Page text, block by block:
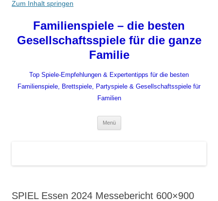
Zum Inhalt springen
Familienspiele – die besten
Gesellschaftsspiele für die ganze
Familie
Top Spiele-Empfehlungen & Expertentipps für die besten
Familienspiele, Brettspiele, Partyspiele & Gesellschaftsspiele für
Familien
Menü
SPIEL Essen 2024 Messebericht 600×900